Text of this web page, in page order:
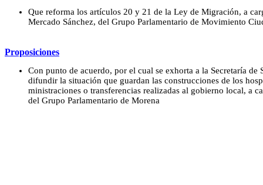
Que reforma los artículos 20 y 21 de la Ley de Migración, a
Mercado Sánchez, del Grupo Parlamentario de Movimiento
Proposiciones
Con punto de acuerdo, por el cual se exhorta a la Secretaría de
difundir la situación que guardan las construcciones de los
ministraciones o transferencias realizadas al gobierno local, a
del Grupo Parlamentario de Morena